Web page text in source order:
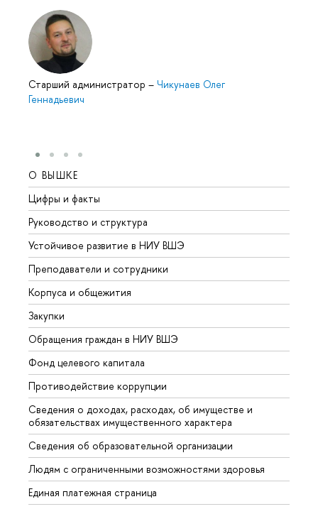
Старший администратор – Чикунаев Олег
Геннадьевич
О ВЫШКЕ
Цифры и факты
Руководство и структура
Устойчивое развитие в НИУ ВШЭ
Преподаватели и сотрудники
Корпуса и общежития
Закупки
Обращения граждан в НИУ ВШЭ
Фонд целевого капитала
Противодействие коррупции
Сведения о доходах, расходах, об имуществе и
обязательствах имущественного характера
Сведения об образовательной организации
Людям с ограниченными возможностями здоровья
Единая платежная страница